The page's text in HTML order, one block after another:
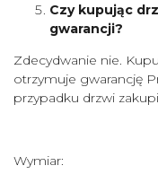
Czy kupując
gwarancji?
Zdecydwanie nie.
otrzymuje gwarancję
przypadku drzwi
Wymiar: